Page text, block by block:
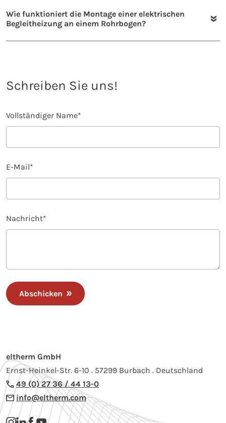
Wie funktioniert die Montage einer elektrischen
Begleitheizung an einem Rohrbogen?
Schreiben Sie uns!
Vollständiger Name*
E-Mail*
Nachricht*
Abschicken
eltherm GmbH
Ernst-Heinkel-Str. 6-10 . 57299 Burbach . Deutschland
49 (0) 27 36 / 44 13-0
info@eltherm.com